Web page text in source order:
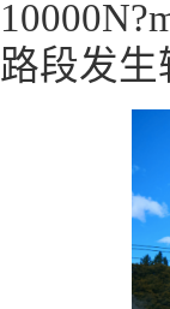
路段发